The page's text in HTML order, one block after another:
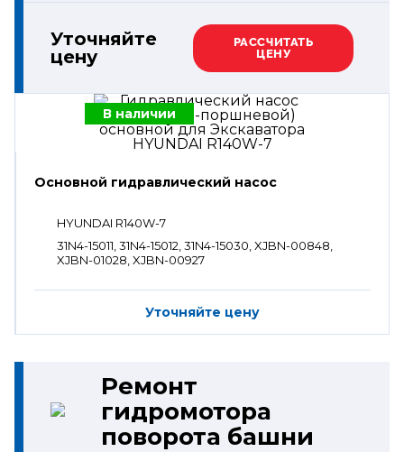
Уточняйте
цену
РАССЧИТАТЬ
ЦЕНУ
В наличии
Основной гидравлический насос
HYUNDAI R140W-7
31N4-15011, 31N4-15012, 31N4-15030, XJBN-00848,
XJBN-01028, XJBN-00927
Уточняйте цену
Ремонт
гидромотора
поворота башни